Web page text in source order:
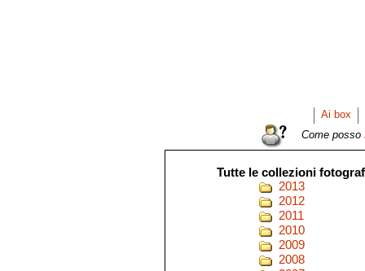
Ai box
Come posso